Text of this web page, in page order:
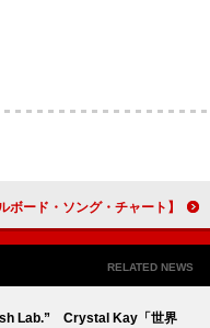
【米ビルボード・ソング・チャート】ケンドリック・ラマー＆シザ8週連続首位、ビッグXザプラグ＆ベイリー・ジマーマン初登場4位
RELATED NEWS
Lab.” Crystal Kay「世界